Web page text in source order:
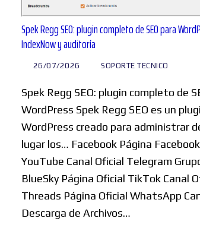
Spek Regg SEO: plugin completo de SEO para
IndexNow y auditoría
26/07/2026 SOPORTE TECNICO
Spek Regg SEO: plugin completo de
WordPress Spek Regg SEO es un
WordPress creado para administrar
lugar los… Facebook Página
YouTube Canal Oficial Telegram
BlueSky Página Oficial TikTok Canal
Threads Página Oficial WhatsApp
Descarga de Archivos…